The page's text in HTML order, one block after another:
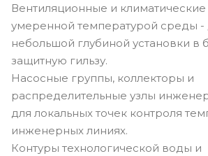
Вентиляционные и климатические
умеренной температурой среды -
небольшой глубиной установки в
защитную гильзу.
Насосные группы, коллекторы и
распределительные узлы
для локальных точек контроля
инженерных линиях.
Контуры технологической воды и